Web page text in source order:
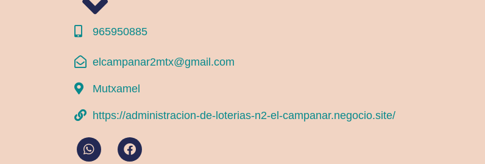
965950885
elcampanar2mtx@gmail.com
Mutxamel
https://administracion-de-loterias-n2-el-campanar.negocio.site/
W
h
F
a